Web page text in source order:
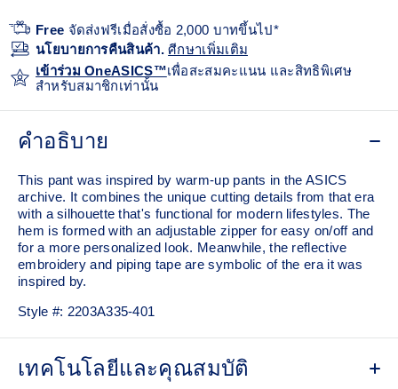
Free จัดส่งฟรีเมื่อสั่งซื้อ 2,000 บาทขึ้นไป*
นโยบายการคืนสินค้า.ศีกษาเพิ่มเติม
เข้าร่วม OneASICS™เพื่อสะสมคะแนน และสิทธิพิเศษ
สำหรับสมาชิกเท่านั้น
คำอธิบาย
This pant was inspired by warm-up pants in the ASICS
archive. It combines the unique cutting details from that era
with a silhouette that's functional for modern lifestyles. The
hem is formed with an adjustable zipper for easy on/off and
for a more personalized look. Meanwhile, the reflective
embroidery and piping tape are symbolic of the era it was
inspired by.
Style #: 2203A335-401
เทคโนโลยีและคุณสมบัติ